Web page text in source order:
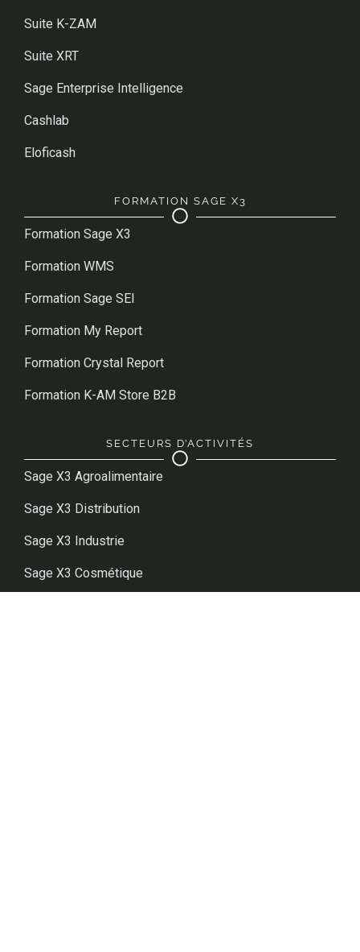
Suite K-ZAM
Suite XRT
Sage Enterprise Intelligence
Cashlab
Eloficash
FORMATION SAGE X3
Formation Sage X3
Formation WMS
Formation Sage SEI
Formation My Report
Formation Crystal Report
Formation K-AM Store B2B
SECTEURS D’ACTIVITÉS
Sage X3 Agroalimentaire
Sage X3 Distribution
Sage X3 Industrie
Sage X3 Cosmétique